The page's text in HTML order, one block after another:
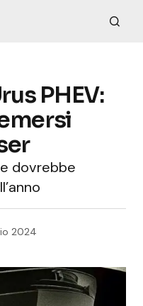
PHEV:
dovrebbe
2024